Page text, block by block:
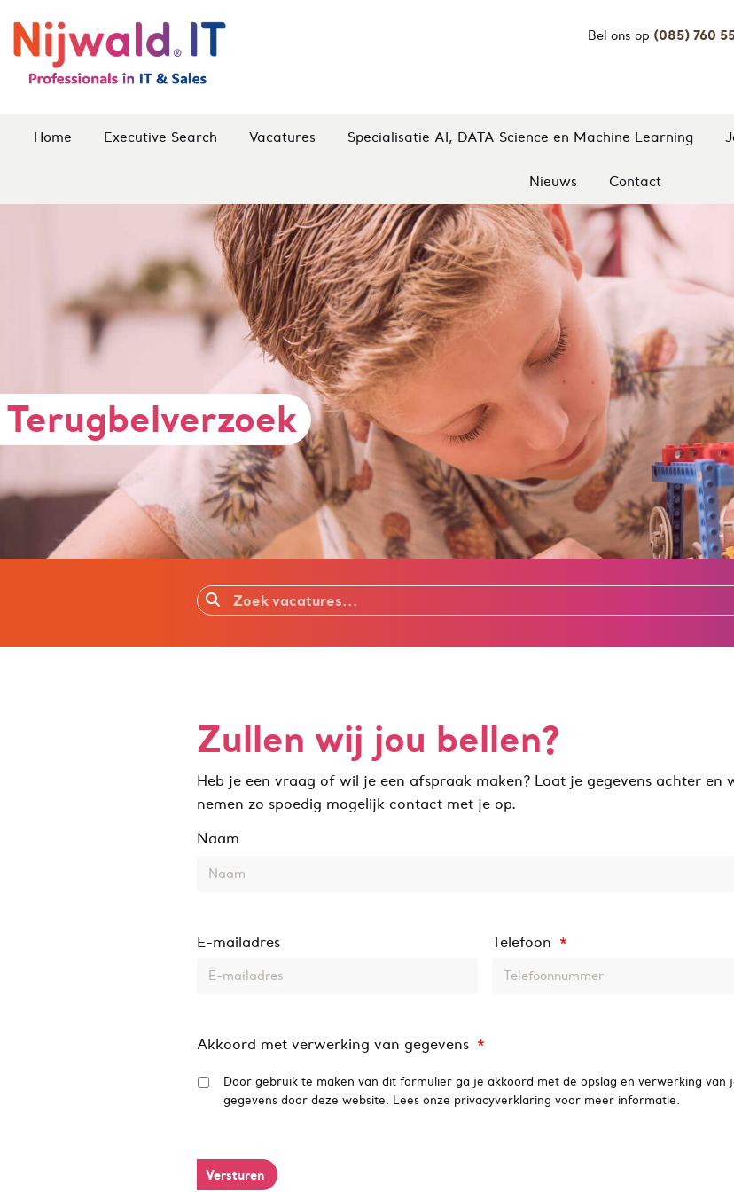
Bel ons op (085) 760
Home Executive Search Vacatures Specialisatie AI, DATA Science en Machine Learning
Nieuws Contact
Terugbelverzoek
Zullen wij jou bellen?
Heb je een vraag of wil je een afspraak maken? Laat je gegevens achter en
nemen zo spoedig mogelijk contact met je op.
Naam
E-mailadres Telefoon *
Akkoord met verwerking van gegevens *
Door gebruik te maken van dit formulier ga je akkoord met de opslag en verwerking van
gegevens door deze website. Lees onze privacyverklaring voor meer informatie.